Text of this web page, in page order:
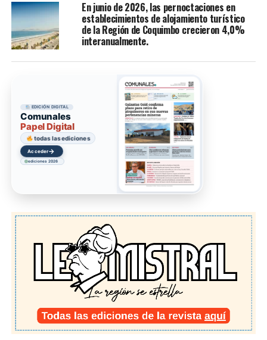
En junio de 2026, las pernoctaciones en
establecimientos de alojamiento turístico
de la Región de Coquimbo crecieron 4,0%
interanualmente.
EDICIÓN DIGITAL
Comunales
Papel Digital
todas las ediciones
Acceder→
ediciones 2026